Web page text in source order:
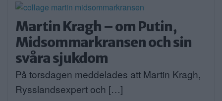
Martin Kragh – om Putin,
Midsommarkransen och sin
svåra sjukdom
På torsdagen meddelades att Martin Kragh,
Rysslandsexpert och […]